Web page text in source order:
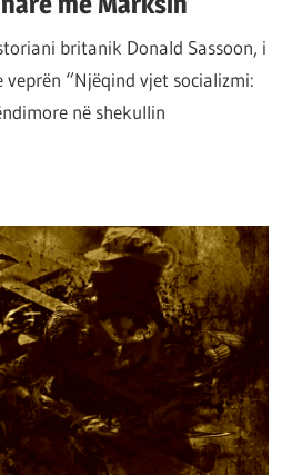
britanik Donald Sassoon, i
“Njëqind vjet socializmi:
në shekullin